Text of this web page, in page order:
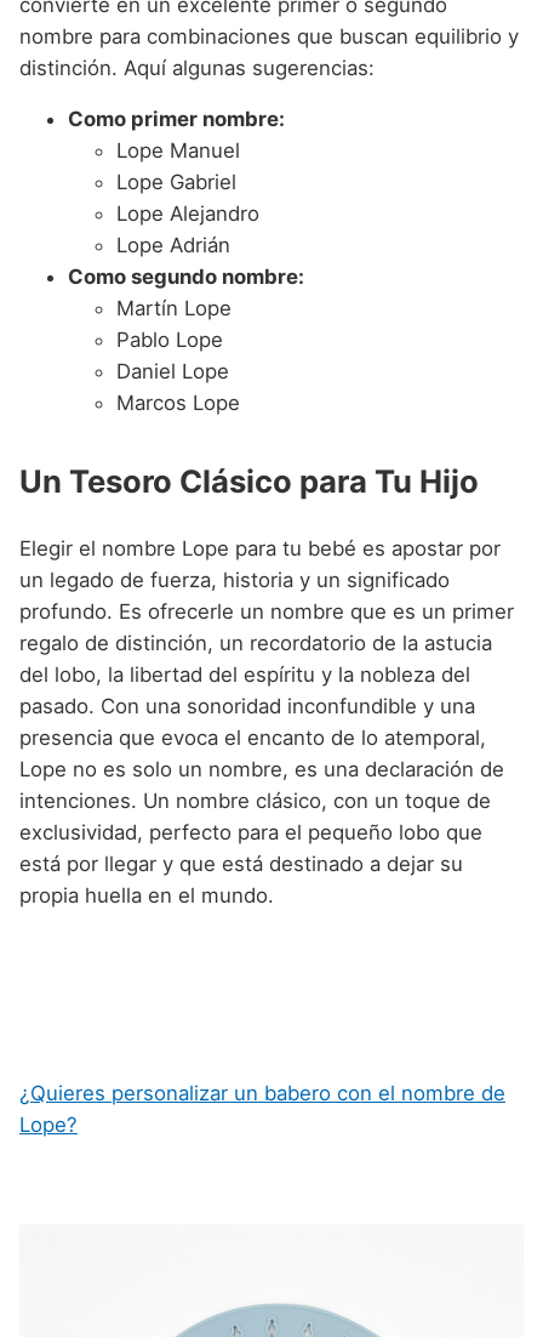
nombre para combinaciones que buscan equilibrio y
distinción. Aquí algunas sugerencias:
Como primer nombre:
Lope Manuel
Lope Gabriel
Lope Alejandro
Lope Adrián
Como segundo nombre:
Martín Lope
Pablo Lope
Daniel Lope
Marcos Lope
Un Tesoro Clásico para Tu Hijo
Elegir el nombre Lope para tu bebé es apostar por
un legado de fuerza, historia y un significado
profundo. Es ofrecerle un nombre que es un primer
regalo de distinción, un recordatorio de la astucia
del lobo, la libertad del espíritu y la nobleza del
pasado. Con una sonoridad inconfundible y una
presencia que evoca el encanto de lo atemporal,
Lope no es solo un nombre, es una declaración de
intenciones. Un nombre clásico, con un toque de
exclusividad, perfecto para el pequeño lobo que
está por llegar y que está destinado a dejar su
propia huella en el mundo.
¿Quieres personalizar un babero con el nombre de
Lope?